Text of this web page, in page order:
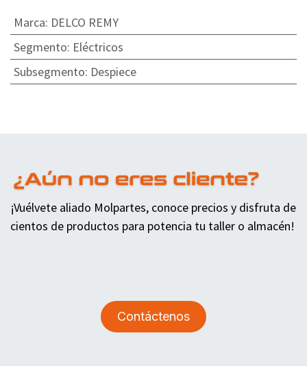
Marca: DELCO REMY
Segmento: Eléctricos
Subsegmento: Despiece
¡Vuélvete aliado Molpartes, conoce precios y disfruta de
cientos de productos para potencia tu taller o almacén!
Contáctenos